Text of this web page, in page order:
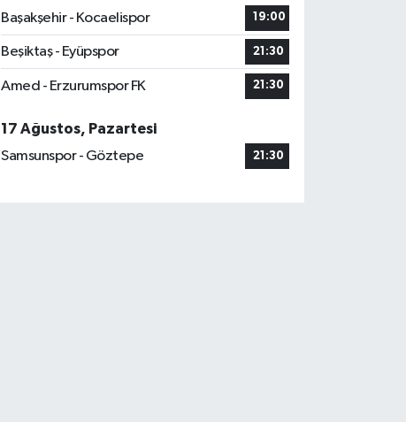
Başakşehir - Kocaelispor
19:00
Beşiktaş - Eyüpspor 21:30
Amed - Erzurumspor FK 21:30
17 Ağustos, Pazartesi
Samsunspor - Göztepe
21:30